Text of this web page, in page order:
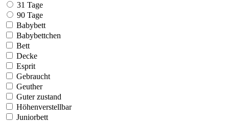
31 Tage
90 Tage
Babybett
Babybettchen
Bett
Decke
Esprit
Gebraucht
Geuther
Guter zustand
Höhenverstellbar
Juniorbett